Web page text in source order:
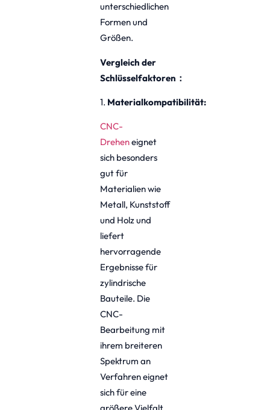
unterschiedlichen
Formen und
Größen.
Vergleich der
Schlüsselfaktoren ：
1. Materialkompatibilität:
CNC-
Dreheneignet
sich besonders
gut für
Materialien wie
Metall, Kunststoff
und Holz und
liefert
hervorragende
Ergebnisse für
zylindrische
Bauteile. Die
CNC-
Bearbeitung mit
ihrem breiteren
Spektrum an
Verfahren eignet
sich für eine